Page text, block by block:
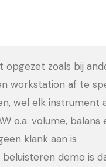
opgezet zoals bij
workstation af te
wel elk instrument
o.a. volume, balans
klank aan is
demo is